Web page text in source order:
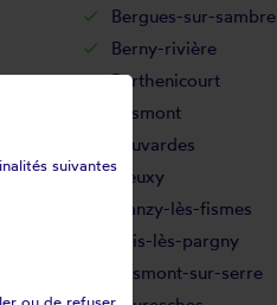
Bergues-sur-sambre
Berny-rivière
Berthenicourt
Besmont
Beuvardes
Bieuxy
Blanzy-lès-fismes
Bois-lès-pargny
Bosmont-sur-serre
suivantes